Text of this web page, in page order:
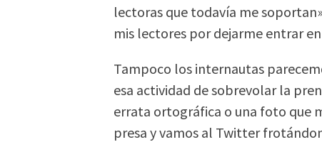
lectoras que todavía me
mis lectores por dejarme entrar en
Tampoco los internautas
esa actividad de sobrevolar la
errata ortográfica o una foto que
presa y vamos al Twitter